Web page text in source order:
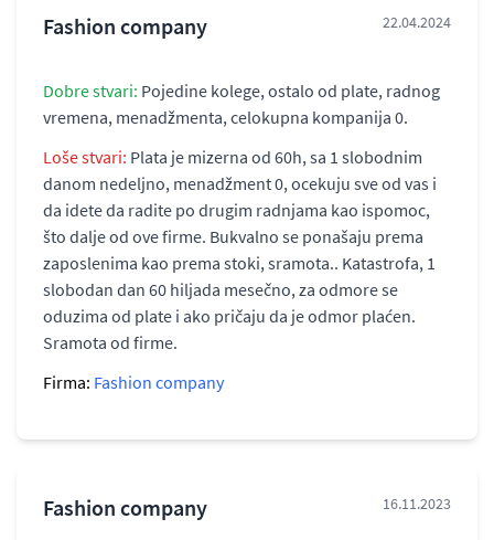
Fashion company 22.04.2024
Dobre stvari: Pojedine kolege, ostalo od plate, radnog
vremena, menadžmenta, celokupna kompanija 0.
Loše stvari: Plata je mizerna od 60h, sa 1 slobodnim
danom nedeljno, menadžment 0, ocekuju sve od vas i
da idete da radite po drugim radnjama kao ispomoc,
što dalje od ove firme. Bukvalno se ponašaju prema
zaposlenima kao prema stoki, sramota.. Katastrofa, 1
slobodan dan 60 hiljada mesečno, za odmore se
oduzima od plate i ako pričaju da je odmor plaćen.
Sramota od firme.
Firma: Fashion company
Fashion company 16.11.2023